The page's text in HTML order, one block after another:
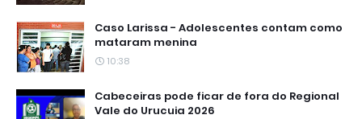
Caso Larissa - Adolescentes contam como
mataram menina
10:38
Cabeceiras pode ficar de fora do Regional
Vale do Urucuia 2026